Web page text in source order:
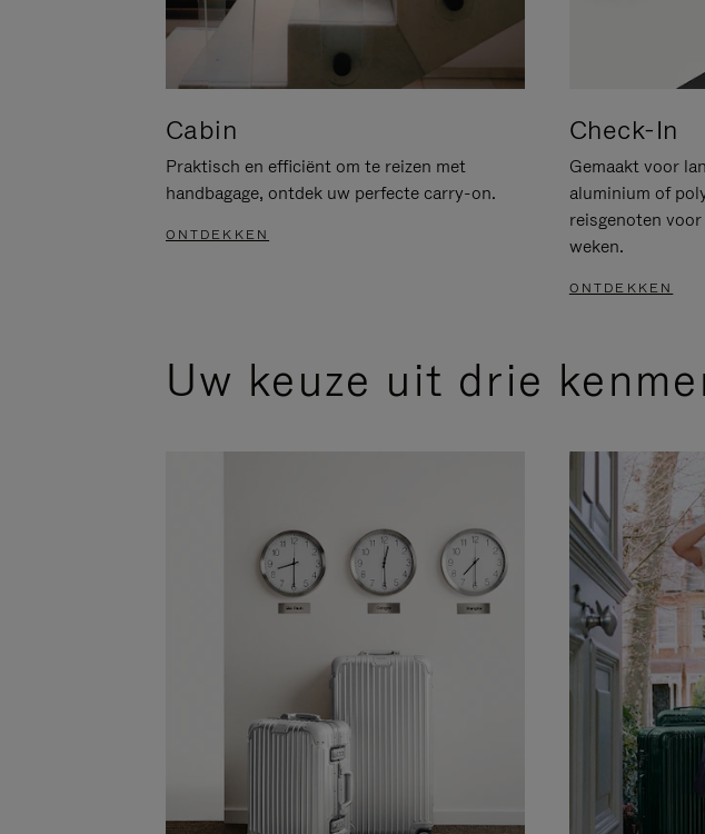
Cabin
Praktisch en efficiënt om te reizen met
handbagage, ontdek uw perfecte carry-on.
ONTDEKKEN
Check-In
Gemaakt voor
aluminium of
reisgenoten
weken.
ONTDEKKEN
Uw keuze uit drie